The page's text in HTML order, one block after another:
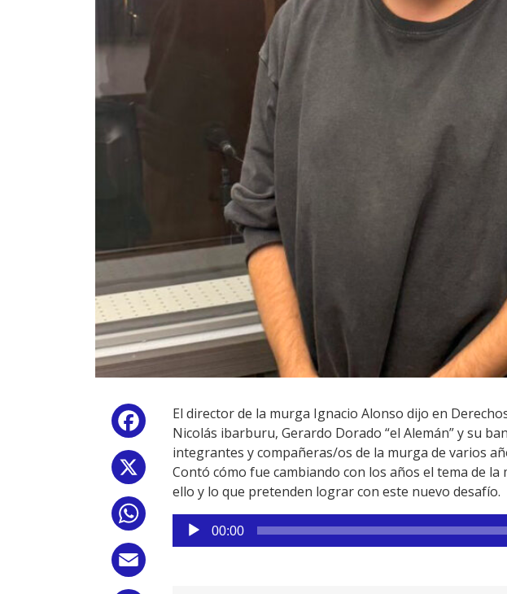
Facebook
WhatsApp
El director de la murga Ignacio Alonso dijo en
Nicolás ibarburu, Gerardo Dorado “el Alemán” y su
integrantes y compañeras/os de la murga de varios
Contó cómo fue cambiando con los años el tema de
ello y lo que pretenden lograr con este nuevo desafío.
Reproductor
de
00:00